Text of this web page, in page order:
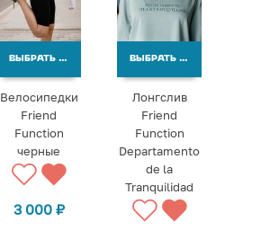
ВЫБРАТЬ ВАРИАНТЫ
Велосипедки
Friend
Function
черные
3 000 ₽
ВЫБРАТЬ ВАРИАНТЫ
Лонгслив
Friend
Function
Departamento
de la
Tranquilidad